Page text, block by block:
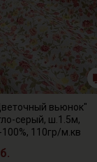
вьюнок"
серый, ш.1.5м,
110гр/м.кв